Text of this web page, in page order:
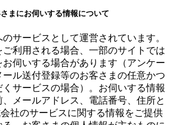
まにお伺いする情報について
サービスとして運営されています。
利用される場合、一部のサイトでは
伺いする場合があります（アンケー
ール送付登録等のお客さまの任意かつ
サービスの場合）。お伺いする情報
メールアドレス、電話番号、住所と
社のサービスに関する情報をご提供